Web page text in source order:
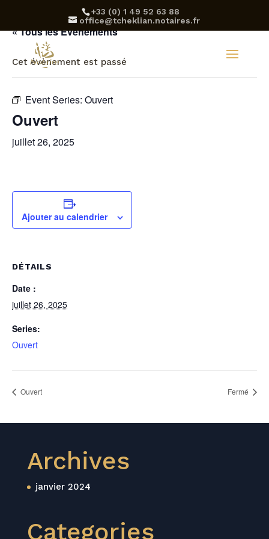
‪+33 (0) 1 49 52 63 88‬
office@tcheklian.notaires.fr
« Tous les Évènements
Cet évènement est passé
Event Series: Ouvert
Ouvert
juillet 26, 2025
Ajouter au calendrier
DÉTAILS
Date :
juillet 26, 2025
Series:
Ouvert
Ouvert Fermé
Archives
janvier 2024
Categories